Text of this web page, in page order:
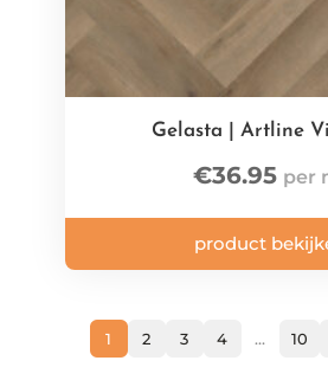
Gelasta | Artline
€36.95
product
1 2 3 4 … 10